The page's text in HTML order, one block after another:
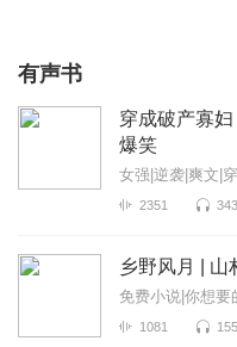
有声书
穿成破产寡
爆笑
女强|逆袭|爽文|
2351
乡野风月 | 山
免费小说|你想要
1081